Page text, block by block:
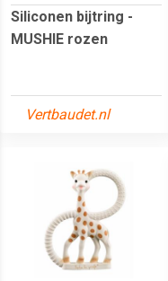
Siliconen bijtring -
MUSHIE rozen
Vertbaudet.nl